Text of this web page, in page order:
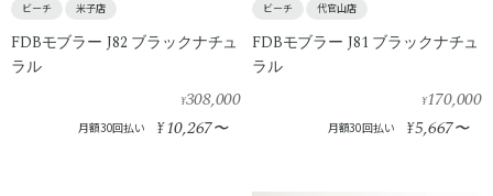
ビーチ
米子店
FDBモブラー J82 ブラックナチュ
ラル
¥308,000
月額30回払い ¥10,267〜
ビーチ
代官山店
FDBモブラー J81 ブラックナチュ
ラル
¥170,000
月額30回払い ¥5,667〜